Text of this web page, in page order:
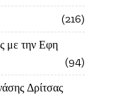
216
με την Εφη
94
Δρίτσας